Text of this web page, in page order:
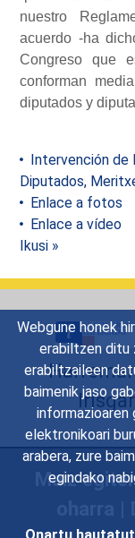
Webgune honek
erabiltzen ditu
erabiltzaileen
baimenik jaso
elektronikoari
arabera, zure
egindako
nuestro
acuerdo -ha
Congreso que
conforman
diputados y
Intervención de
Diputados,
Enlace a fotos
Enlace a vídeo
Ikusi »
Maiz